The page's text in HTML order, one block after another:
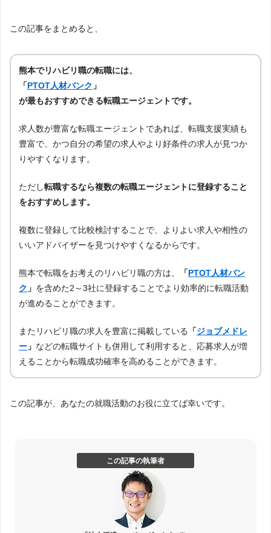
この記事をまとめると、
熊本でリハビリ職の転職には、
「PTOT人材バンク 」
が最もおすすめできる転職エージェントです。
求人数が豊富な転職エージェントであれば、転職支援実績も
豊富で、かつ自分の希望の求人やより好条件の求人が見つか
りやすくなります。
ただし転職するなら複数の転職エージェントに登録すること
をおすすめします。
複数に登録して比較検討することで、よりよい求人や相性の
いいアドバイザーを見つけやすくなるからです。
熊本で転職をお考えのリハビリ職の方は、 「PTOT人材バン
ク 」 を含めた2～3社に登録することでより効率的に転職活動
が進めることができます。
またリハビリ職の求人を豊富に掲載している 「ジョブメドレ
ー 」 などの転職サイトも併用して利用すると、応募求人が増
えることから転職成功確率を高めることができます。
この記事が、あなたの就職活動のお役に立てば幸いです。
この記事の執筆者